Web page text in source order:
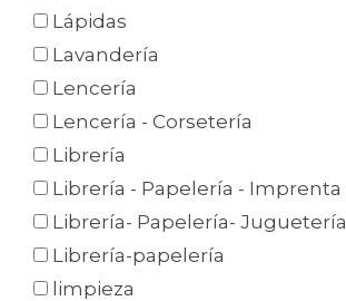
Lápidas
Lavandería
Lencería
Lencería - Corsetería
Librería
Librería - Papelería - Imprenta
Librería- Papelería- Juguetería
Librería-papelería
limpieza